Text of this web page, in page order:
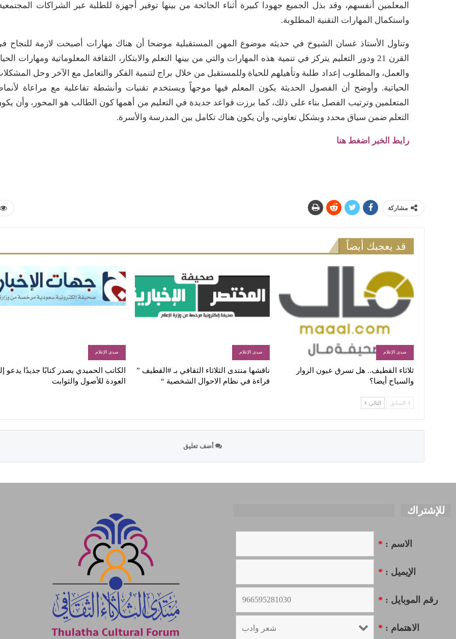
المعلمين أنفسهم، وقد بذل الجميع جهودا كبيرة أثناء الجائحة من بينها توفير أجهزة للطلبة عبر الشراكات
واستكمال المهارات التقنية المطلوبة.
وتناول الأستاذ غسان الشيوخ في حديثه موضوع المهن المستقبلية موضحا أن هناك مهارات أصبحت لازمة للنجاح
القرن 21 ودور التعليم يتركز في تنمية هذه المهارات والتي من بينها التعلم والابتكار، الثقافة المعلوماتية ومهارات
والعمل، والمطلوب إعداد طلبة وتأهيلهم للحياة وللمستقبل من خلال براج لتنمية الفكر والتعامل مع الآخر وحل
الحياتية. وأوضح أن الفصول الحديثة يكون المعلم فيها موجهاً ويستخدم تقنيات وأنشطة تفاعلية مع مراعاة
المتعلمين وترتيب الفصل بناء على ذلك، كما برزت قواعد جديدة في التعليم من أهمها كون الطالب هو المحور، وأن
التعلم ضمن سياق محدد وبشكل تعاوني، وأن يكون هناك تكامل بين المدرسة والأسرة.
رابط الخبر اضغط هنا
مشاركة
قد يعجبك أيضاً
صدى الإعلام
ثلاثاء القطيف.. هل تسرق عيون الزوار
والسياح أيضا؟
صدى الإعلام
ناقشها منتدى الثلاثاء الثقافي بـ #القطيف ”
قراءة في نظام الاحوال الشخصية “
صدى الإعلام
الكاتب الحميدي يصدر كتابًا جديدًا يدعو
العودة للأصول والثوابت
السابق التالي
أضف تعليق
للإشتراك
الاسم : *
الإيميل : *
رقم الموبايل : *
الاهتمام : *